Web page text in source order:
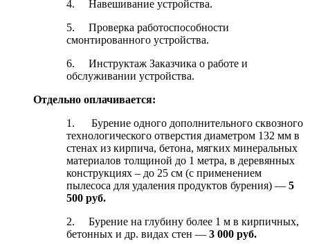
4. Навешивание устройства.
5. Проверка работоспособности
смонтированного устройства.
6. Инструктаж Заказчика о работе и
обслуживании устройства.
Отдельно оплачивается:
1. Бурение одного дополнительного сквозного
технологического отверстия диаметром 132 мм в
стенах из кирпича, бетона, мягких минеральных
материалов толщиной до 1 метра, в деревянных
конструкциях – до 25 см (с применением
пылесоса для удаления продуктов бурения) — 5
500 руб.
2. Бурение на глубину более 1 м в кирпичных,
бетонных и др. видах стен — 3 000 руб.